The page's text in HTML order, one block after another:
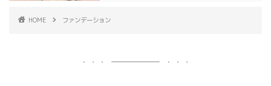
HOME ファンデーション